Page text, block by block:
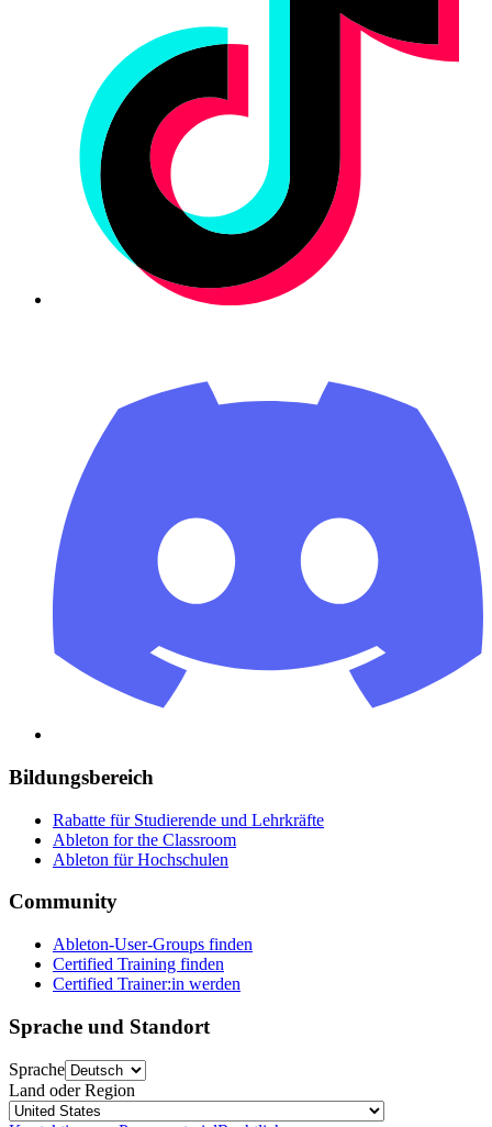
Bildungsbereich
Rabatte für Studierende und Lehrkräfte
Ableton for the Classroom
Ableton für Hochschulen
Community
Ableton-User-Groups finden
Certified Training finden
Certified Trainer:in werden
Sprache und Standort
Sprache
Land oder Region